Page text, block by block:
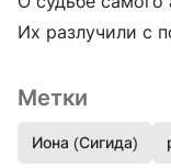
Их разлучили с
Метки
Иона (Сигида)